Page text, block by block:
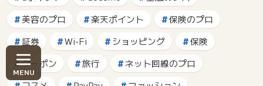
美容のプロ
楽天ポイント
保険のプロ
証券
Wi-Fi ショッピング
保険
クーポン
旅行
ネット回線のプロ